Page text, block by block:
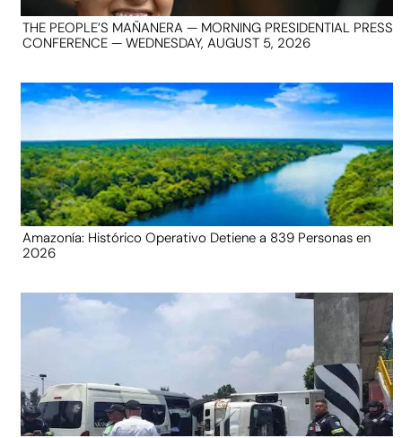
THE PEOPLE’S MAÑANERA — MORNING PRESIDENTIAL PRESS
CONFERENCE — WEDNESDAY, AUGUST 5, 2026
Amazonía: Histórico Operativo Detiene a 839 Personas en
2026